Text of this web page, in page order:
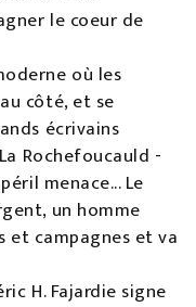
le coeur de
où les
côté, et se
écrivains
Rochefoucauld -
menace... Le
un homme
et campagnes et va
H. Fajardie signe